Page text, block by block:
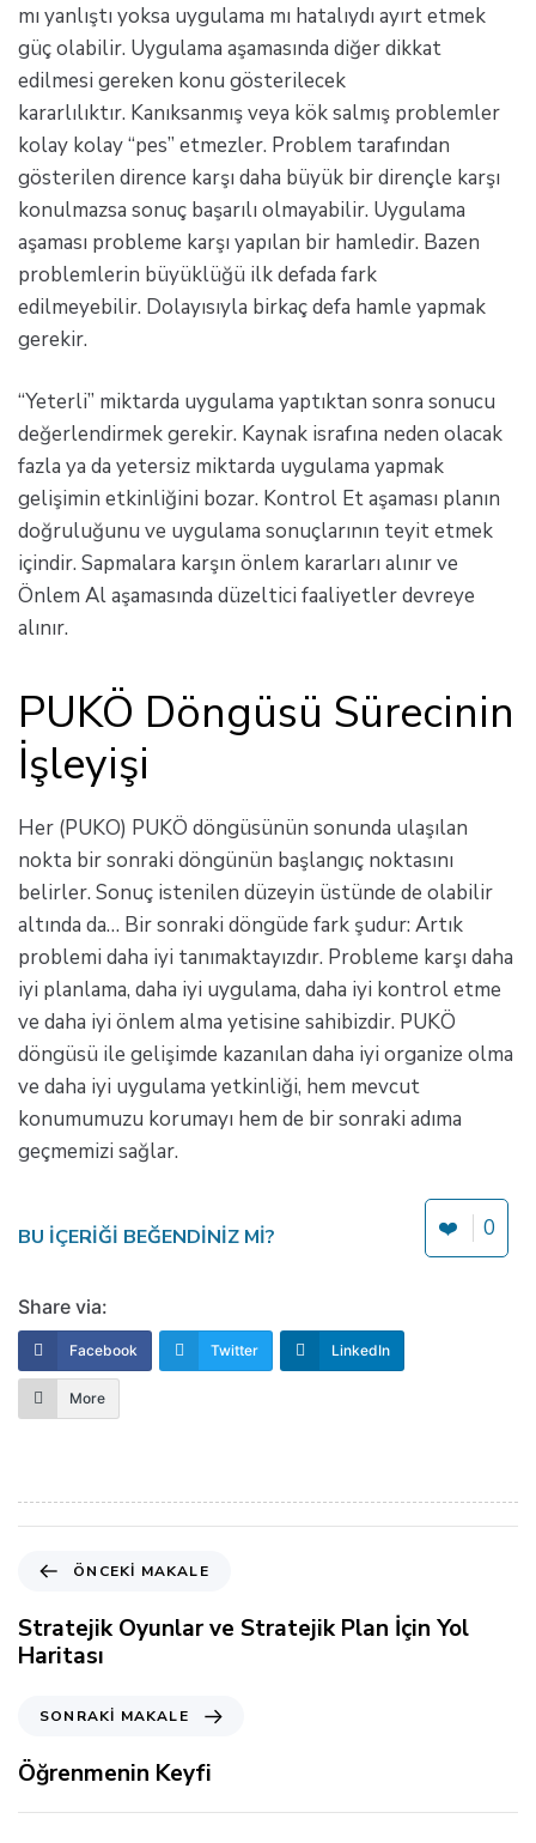
mı yanlıştı yoksa uygulama mı hatalıydı ayırt etmek
güç olabilir. Uygulama aşamasında diğer dikkat
edilmesi gereken konu gösterilecek
kararlılıktır. Kanıksanmış veya kök salmış problemler
kolay kolay “pes” etmezler. Problem tarafından
gösterilen dirence karşı daha büyük bir dirençle karşı
konulmazsa sonuç başarılı olmayabilir. Uygulama
aşaması probleme karşı yapılan bir hamledir. Bazen
problemlerin büyüklüğü ilk defada fark
edilmeyebilir. Dolayısıyla birkaç defa hamle yapmak
gerekir.
“Yeterli” miktarda uygulama yaptıktan sonra sonucu
değerlendirmek gerekir. Kaynak israfına neden olacak
fazla ya da yetersiz miktarda uygulama yapmak
gelişimin etkinliğini bozar. Kontrol Et aşaması planın
doğruluğunu ve uygulama sonuçlarının teyit etmek
içindir. Sapmalara karşın önlem kararları alınır ve
Önlem Al aşamasında düzeltici faaliyetler devreye
alınır.
PUKÖ Döngüsü Sürecinin
İşleyişi
Her (PUKO) PUKÖ döngüsünün sonunda ulaşılan
nokta bir sonraki döngünün başlangıç noktasını
belirler. Sonuç istenilen düzeyin üstünde de olabilir
altında da… Bir sonraki döngüde fark şudur: Artık
problemi daha iyi tanımaktayızdır. Probleme karşı daha
iyi planlama, daha iyi uygulama, daha iyi kontrol etme
ve daha iyi önlem alma yetisine sahibizdir. PUKÖ
döngüsü ile gelişimde kazanılan daha iyi organize olma
ve daha iyi uygulama yetkinliği, hem mevcut
konumumuzu korumayı hem de bir sonraki adıma
geçmemizi sağlar.
BU IÇERIĞI BEĞENDINIZ MI? ❤️ 0
Share via:
Facebook Twitter LinkedIn
More
c
e
k
a
k
a
ÖNCEKI MAKALE
Stratejik Oyunlar ve Stratejik Plan İçin Yol
Haritası
n
r
a
SONRAKI MAKALE
Öğrenmenin Keyfi